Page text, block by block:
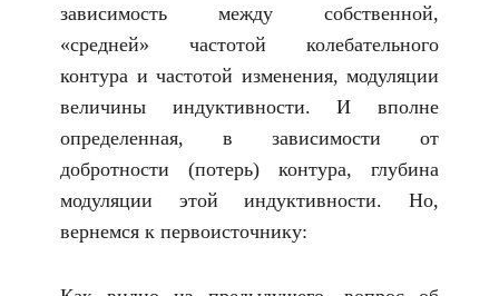
зависимость между собственной,
«средней» частотой колебательного
контура и частотой изменения, модуляции
величины индуктивности. И вполне
определенная, в зависимости от
добротности (потерь) контура, глубина
модуляции этой индуктивности. Но,
вернемся к первоисточнику: